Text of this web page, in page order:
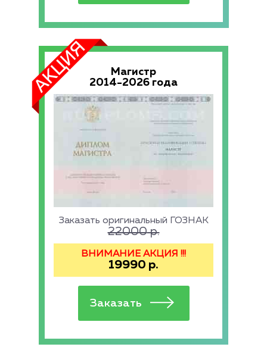
Магистр
2014-2026 года
Заказать оригинальный ГОЗНАК
22000р.
ВНИМАНИЕ АКЦИЯ !!!
19990 р.